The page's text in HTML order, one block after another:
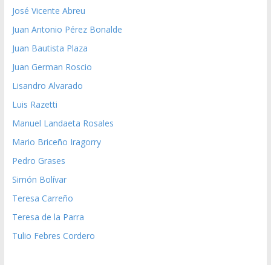
José Vicente Abreu
Juan Antonio Pérez Bonalde
Juan Bautista Plaza
Juan German Roscio
Lisandro Alvarado
Luis Razetti
Manuel Landaeta Rosales
Mario Briceño Iragorry
Pedro Grases
Simón Bolívar
Teresa Carreño
Teresa de la Parra
Tulio Febres Cordero